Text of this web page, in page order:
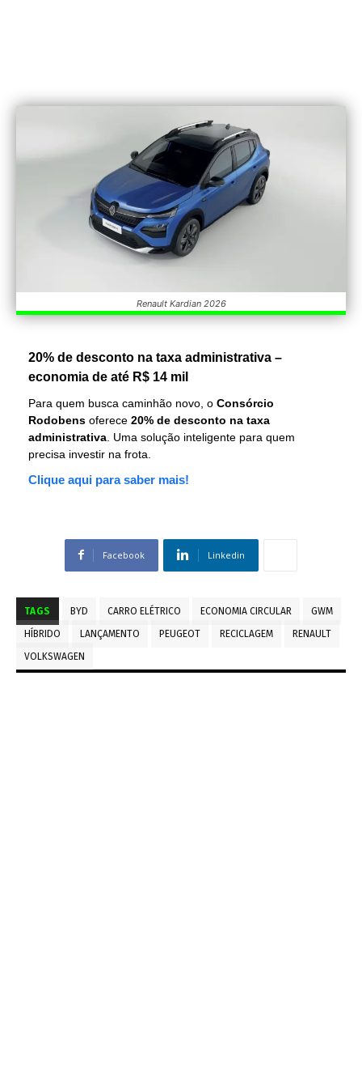
Renault Kardian 2026
20% de desconto na taxa administrativa –
economia de até R$ 14 mil
Para quem busca caminhão novo, o Consórcio
Rodobens oferece 20% de desconto na taxa
administrativa . Uma solução inteligente para quem
precisa investir na frota.
Clique aqui para saber mais!
Facebook Linkedin
TAGS BYD CARRO ELÉTRICO ECONOMIA CIRCULAR
GWM
HÍBRIDO
LANÇAMENTO PEUGEOT RECICLAGEM
RENAULT
VOLKSWAGEN